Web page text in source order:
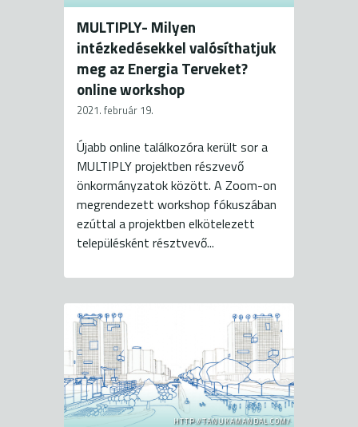
MULTIPLY- Milyen
intézkedésekkel valósíthatjuk
meg az Energia Terveket?
online workshop
2021. február 19.
Újabb online találkozóra került sor a
MULTIPLY projektben részvevő
önkormányzatok között. A Zoom-on
megrendezett workshop fókuszában
ezúttal a projektben elkötelezett
településként résztvevő...
HTTP://TANUKAMANDAL.COM/